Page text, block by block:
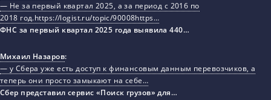
— Не за первый квартал 2025, а за период с 2016 по
2018 год.https://logist.ru/topic/90008https…
ФНС за первый квартал 2025 года выявила 440…
Михаил Назаров:
— у Сбера уже есть доступ к финансовым данным перевозчиков, а
теперь они просто замыкают на себе…
Сбер представил сервис «Поиск грузов» для…